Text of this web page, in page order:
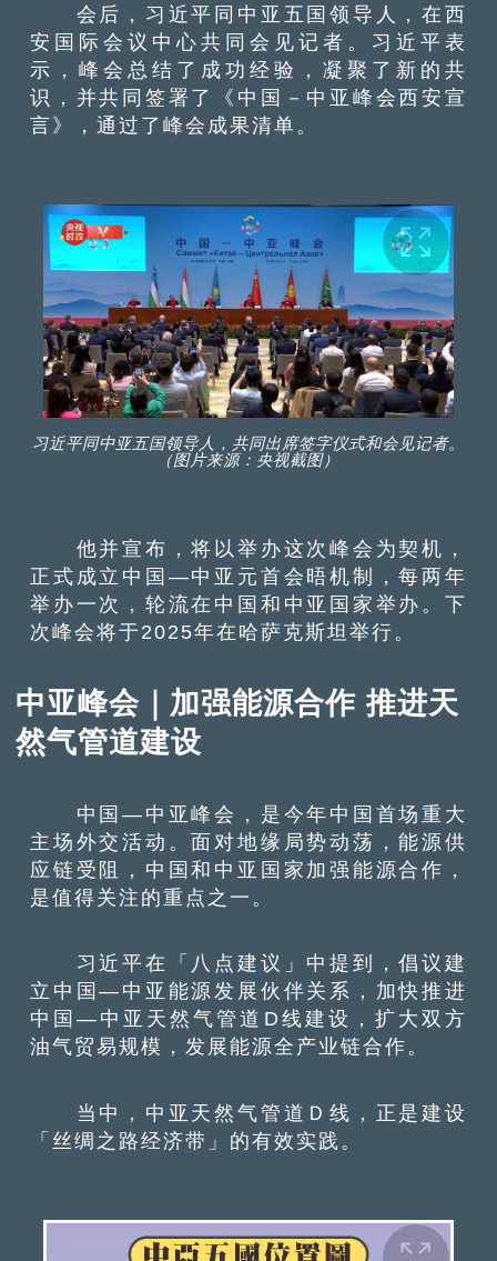
会后，习近平同中亚五国领导人，在西
安国际会议中心共同会见记者。习近平表
示，峰会总结了成功经验，凝聚了新的共
识，并共同签署了《中国－中亚峰会西安宣
言》，通过了峰会成果清单。
习近平同中亚五国领导人，共同出席签字仪式和会见记者。
（图片来源：央视截图）
他并宣布，将以举办这次峰会为契机，
正式成立中国—中亚元首会晤机制，每两年
举办一次，轮流在中国和中亚国家举办。下
次峰会将于2025年在哈萨克斯坦举行。
中亚峰会｜加强能源合作 推进天
然气管道建设
中国—中亚峰会，是今年中国首场重大
主场外交活动。面对地缘局势动荡，能源供
应链受阻，中国和中亚国家加强能源合作，
是值得关注的重点之一。
习近平在「八点建议」中提到，倡议建
立中国—中亚能源发展伙伴关系，加快推进
中国—中亚天然气管道D线建设，扩大双方
油气贸易规模，发展能源全产业链合作。
当中，中亚天然气管道Ｄ线，正是建设
「丝绸之路经济带」的有效实践。